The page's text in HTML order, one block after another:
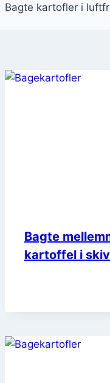
Bagte kartofler i
Bagte
kartoffel i